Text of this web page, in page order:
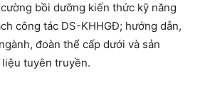
bồi dưỡng kiến thức kỹ năng
công tác DS-KHHGĐ; hướng dẫn,
đoàn thể cấp dưới và sản
tuyên truyền.